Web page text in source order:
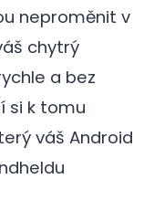
neproměnit v
chytrý
a bez
si k tomu
váš Android